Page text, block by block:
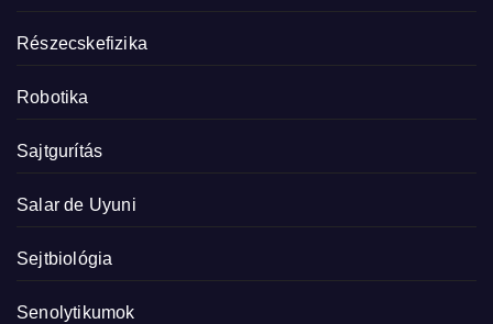
Részecskefizika
Robotika
Sajtgurítás
Salar de Uyuni
Sejtbiológia
Senolytikumok